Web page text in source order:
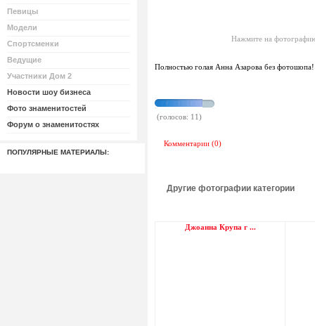
Певицы
Модели
Спортсменки
Ведущие
Участники Дом 2
Новости шоу бизнеса
Фото знаменитостей
Форум о знаменитостях
ПОПУЛЯРНЫЕ МАТЕРИАЛЫ:
Нажмите на
Полностью голая Анна Азарова без фотошопа!
(голосов: 11)
Комментарии (0)
Другие фотографии категории
Джоанна Крупа г ...